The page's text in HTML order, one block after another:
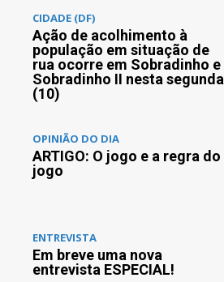
CIDADE (DF)
Ação de acolhimento à
população em situação de
rua ocorre em Sobradinho e
Sobradinho II nesta segunda
(10)
OPINIÃO DO DIA
ARTIGO: O jogo e a regra do
jogo
ENTREVISTA
Em breve uma nova
entrevista ESPECIAL!